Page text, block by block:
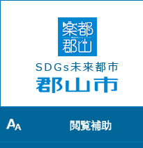
で
す
。
ば
し
て
閲覧補助